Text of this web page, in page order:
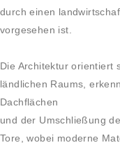
durch einen
vorgesehen ist.
Die Architektur orientiert
ländlichen Raums,
Dachflächen
und der Umschließung
Tore, wobei moderne